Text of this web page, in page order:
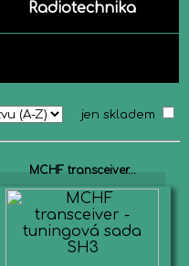
Radiotechnika
jen skladem
MCHF transceiver...